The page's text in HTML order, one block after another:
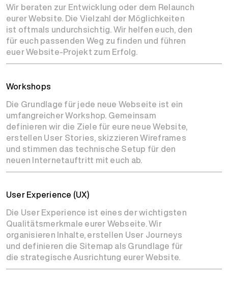
Wir beraten zur Entwicklung oder dem Relaunch
eurer Website. Die Vielzahl der Möglichkeiten
ist oftmals undurchsichtig. Wir helfen euch, den
für euch passenden Weg zu finden und führen
euer Website-Projekt zum Erfolg.
Workshops
Die Grundlage für jede neue Webseite ist ein
umfangreicher Workshop. Gemeinsam
definieren wir die Ziele für eure neue Website,
erstellen User Stories, skizzieren Wireframes
und stimmen das technische Setup für den
neuen Internetauftritt mit euch ab.
User Experience (UX)
Die User Experience ist eines der wichtigsten
Qualitätsmerkmale eurer Webseite. Wir
organisieren Inhalte, erstellen User Journeys
und definieren die Sitemap als Grundlage für
die strategische Ausrichtung eurer Website.